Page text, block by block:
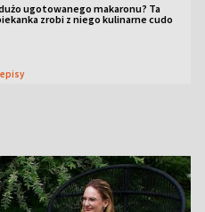
ugotowanego makaronu? Ta
zrobi z niego kulinarne cudo